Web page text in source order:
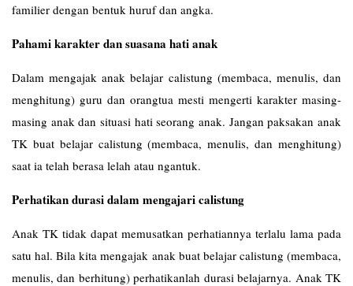
familier dengan bentuk huruf dan angka.
Pahami karakter dan suasana hati anak
Dalam mengajak anak belajar calistung (membaca, menulis, dan
menghitung) guru dan orangtua mesti mengerti karakter masing-
masing anak dan situasi hati seorang anak. Jangan paksakan anak
TK buat belajar calistung (membaca, menulis, dan menghitung)
saat ia telah berasa lelah atau ngantuk.
Perhatikan durasi dalam mengajari calistung
Anak TK tidak dapat memusatkan perhatiannya terlalu lama pada
satu hal. Bila kita mengajak anak buat belajar calistung (membaca,
menulis, dan berhitung) perhatikanlah durasi belajarnya. Anak TK